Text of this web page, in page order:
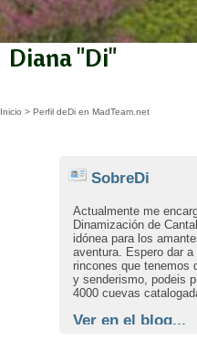
Diana "Di"
Inicio > Perfil deDi en MadTeam.net
SobreDi
Actualmente me
Dinamización de
idónea para los
aventura. Espero dar
rincones que tenemos
y senderismo, podeis
4000 cuevas
Ver en el blog...